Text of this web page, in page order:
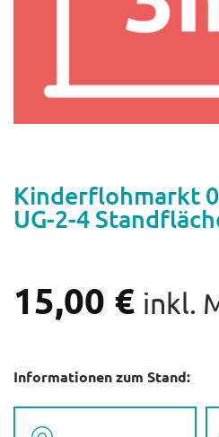
Kinderflohmarkt
UG-2-4
15,00 € inkl.
Informationen zum Stand: